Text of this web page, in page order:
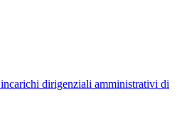
dirigenziali amministrativi di